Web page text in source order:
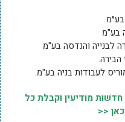
מודיעין וקבלת כל
<<